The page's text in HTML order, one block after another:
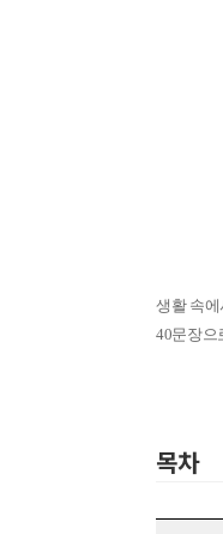
생활 속
40문장으
목차